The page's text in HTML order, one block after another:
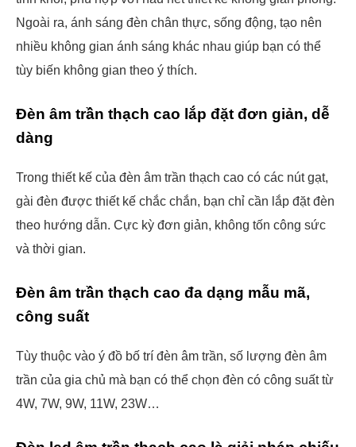
Ngoài ra, ánh sáng đèn chân thực, sống động, tạo nên
nhiều không gian ánh sáng khác nhau giúp bạn có thể
tùy biến không gian theo ý thích.
Đèn âm trần thạch cao lắp đặt đơn giản, dễ
dàng
Trong thiết kế của đèn âm trần thạch cao có các nút gạt,
gài đèn được thiết kế chắc chắn, bạn chỉ cần lắp đặt đèn
theo hướng dẫn. Cực kỳ đơn giản, không tốn công sức
và thời gian.
Đèn âm trần thạch cao đa dạng mẫu mã,
công suất
Tùy thuộc vào ý đồ bố trí đèn âm trần, số lượng đèn âm
trần của gia chủ mà bạn có thể chọn đèn có công suất từ
4W, 7W, 9W, 11W, 23W…